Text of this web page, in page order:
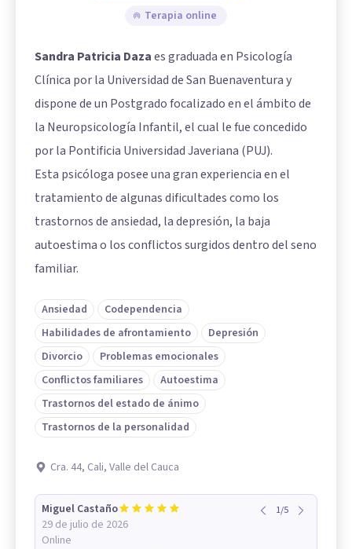
Terapia online
Sandra Patricia Dazaes graduada en Psicología
Clínica por la Universidad de San Buenaventura y
dispone de un Postgrado focalizado en el ámbito de
la Neuropsicología Infantil, el cual le fue concedido
por la Pontificia Universidad Javeriana (PUJ).
Esta psicóloga posee una gran experiencia en el
tratamiento de algunas dificultades como los
trastornos de ansiedad, la depresión, la baja
autoestima o los conflictos surgidos dentro del seno
familiar.
Ansiedad
Codependencia
Habilidades de afrontamiento
Depresión
Divorcio
Problemas emocionales
Conflictos familiares
Autoestima
Trastornos del estado de ánimo
Trastornos de la personalidad
Cra. 44, Cali, Valle del Cauca
Miguel Castaño
29 de julio de 2026
Online
1/5